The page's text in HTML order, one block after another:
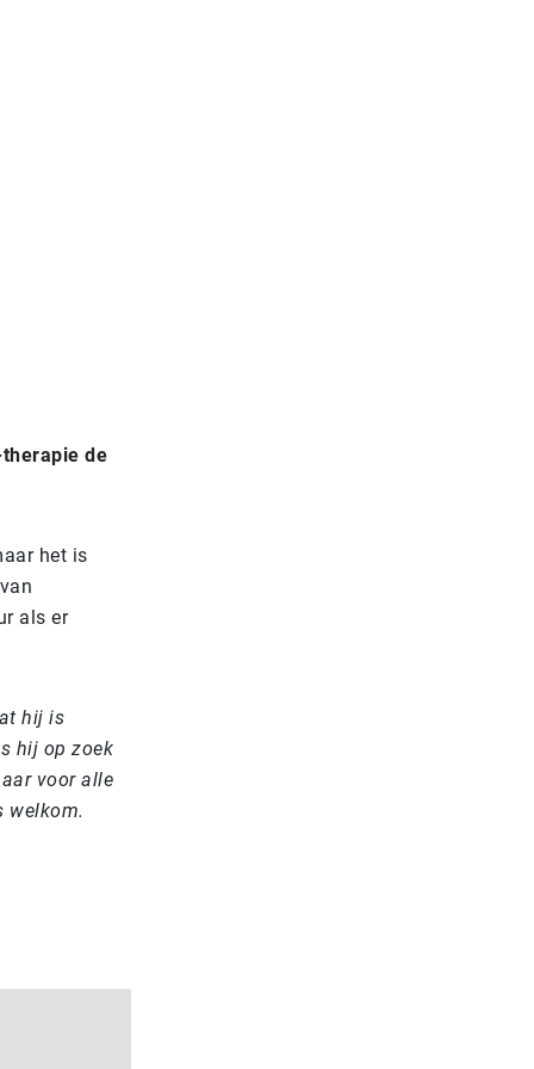
de
het is
als er
hij is
hij op zoek
voor alle
welkom.